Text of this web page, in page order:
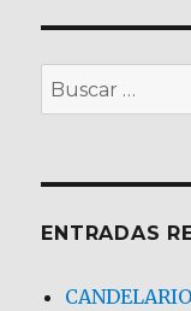
Buscar
por:
ENTRADAS